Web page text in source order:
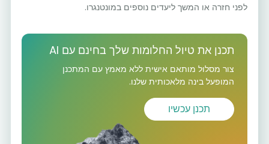
לפני חזרה או המשך ליעדים נוספים במונטנגרו.
תכנן את טיול החלומות שלך בחינם עם AI
צור מסלול מותאם אישית ללא מאמץ עם המתכנן
המופעל בינה מלאכותית שלנו.
תכנן עכשיו